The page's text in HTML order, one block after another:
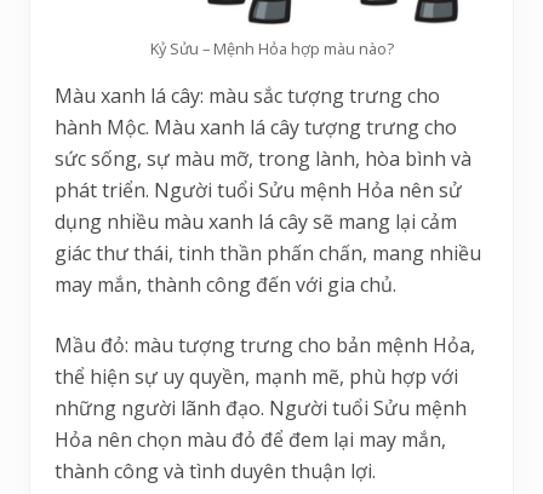
Kỷ Sửu – Mệnh Hỏa hợp màu nào?
Màu xanh lá cây: màu sắc tượng trưng cho
hành Mộc. Màu xanh lá cây tượng trưng cho
sức sống, sự màu mỡ, trong lành, hòa bình và
phát triển. Người tuổi Sửu mệnh Hỏa nên sử
dụng nhiều màu xanh lá cây sẽ mang lại cảm
giác thư thái, tinh thần phấn chấn, mang nhiều
may mắn, thành công đến với gia chủ.
Mầu đỏ: màu tượng trưng cho bản mệnh Hỏa,
thể hiện sự uy quyền, mạnh mẽ, phù hợp với
những người lãnh đạo. Người tuổi Sửu mệnh
Hỏa nên chọn màu đỏ để đem lại may mắn,
thành công và tình duyên thuận lợi.